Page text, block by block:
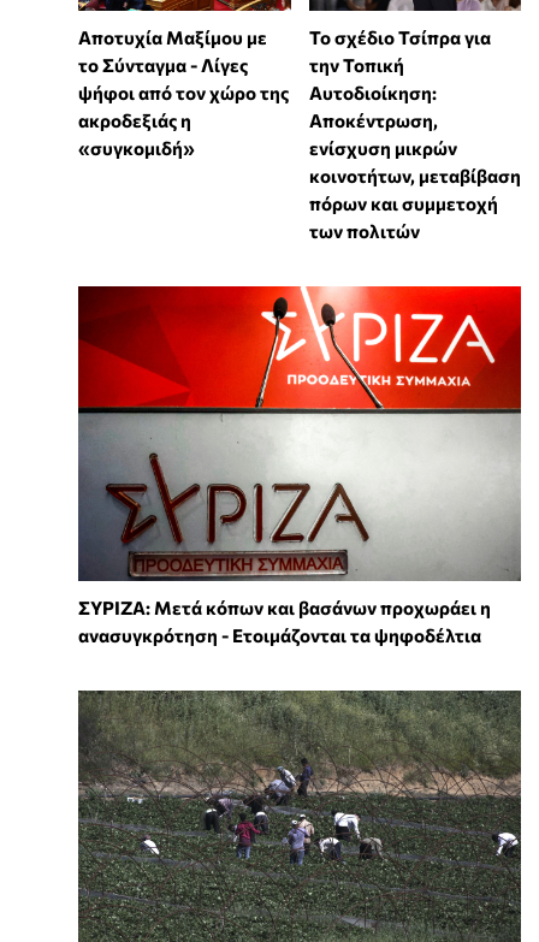
Αποτυχία Μαξίμου με
το Σύνταγμα - Λίγες
ψήφοι από τον χώρο της
ακροδεξιάς η
«συγκομιδή»
Το σχέδιο Τσίπρα για
την Τοπική
Αυτοδιοίκηση:
Αποκέντρωση,
ενίσχυση μικρών
κοινοτήτων, μεταβίβαση
πόρων και συμμετοχή
των πολιτών
ΣΥΡΙΖΑ: Μετά κόπων και βασάνων προχωράει η
ανασυγκρότηση - Ετοιμάζονται τα ψηφοδέλτια